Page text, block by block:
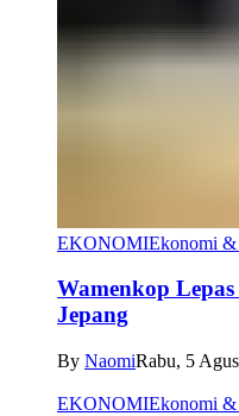
EKONOMIEkonomi
Wamenkop
Jepang
By NaomiRabu, 5
EKONOMIEkonomi